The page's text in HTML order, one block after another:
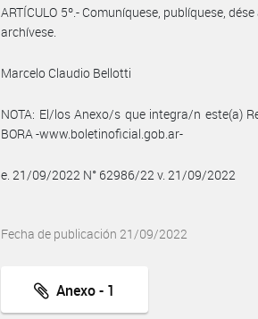
ARTÍCULO 5º.- Comuníquese, publíquese,
archívese.
Marcelo Claudio Bellotti
NOTA: El/los Anexo/s que integra/n este(a)
BORA -www.boletinoficial.gob.ar-
e. 21/09/2022 N° 62986/22 v. 21/09/2022
Fecha de publicación 21/09/2022
Anexo - 1